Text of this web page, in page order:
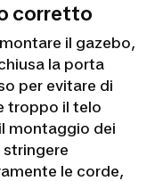
corretto
il gazebo,
la porta
per evitare di
troppo il telo
montaggio dei
stringere
le corde,